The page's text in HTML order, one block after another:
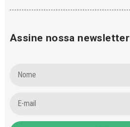
Assine nossa newsletter